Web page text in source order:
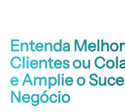
Entenda
Clientes ou
e Amplie o
Negócio